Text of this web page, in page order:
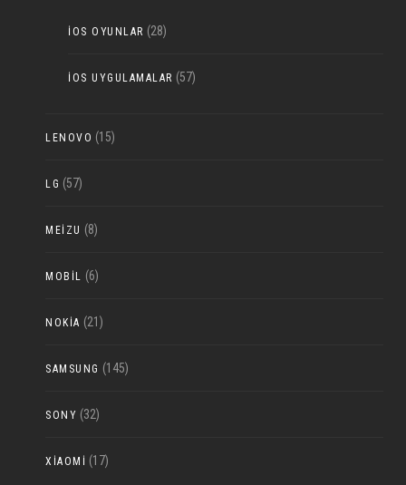
IOS OYUNLAR (28)
IOS UYGULAMALAR (57)
LENOVO (15)
LG (57)
MEIZU (8)
MOBIL (6)
NOKIA (21)
SAMSUNG (145)
SONY (32)
XIAOMI (17)